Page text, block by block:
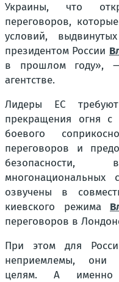
Украины, что
переговоров,
условий,
президентом России
в прошлом году»,
агентстве.
Лидеры ЕС
прекращения огня с
боевого
переговоров и
безопасности,
озвучены в
киевского режима
переговоров в
При этом для
неприемлемы, они
целям. А именно